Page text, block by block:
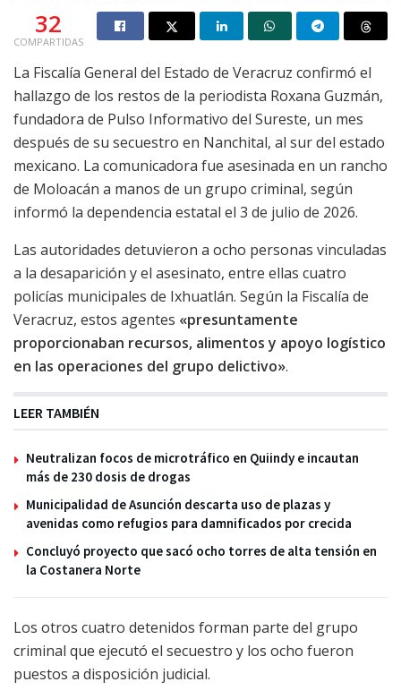
32
COMPARTIDAS
La Fiscalía General del Estado de Veracruz confirmó el
hallazgo de los restos de la periodista Roxana Guzmán,
fundadora de Pulso Informativo del Sureste, un mes
después de su secuestro en Nanchital, al sur del estado
mexicano. La comunicadora fue asesinada en un rancho
de Moloacán a manos de un grupo criminal, según
informó la dependencia estatal el 3 de julio de 2026.
Las autoridades detuvieron a ocho personas vinculadas
a la desaparición y el asesinato, entre ellas cuatro
policías municipales de Ixhuatlán. Según la Fiscalía de
Veracruz, estos agentes «presuntamente
proporcionaban recursos, alimentos y apoyo logístico
en las operaciones del grupo delictivo».
LEER TAMBIÉN
Neutralizan focos de microtráfico en Quiindy e incautan
más de 230 dosis de drogas
Municipalidad de Asunción descarta uso de plazas y
avenidas como refugios para damnificados por crecida
Concluyó proyecto que sacó ocho torres de alta tensión en
la Costanera Norte
Los otros cuatro detenidos forman parte del grupo
criminal que ejecutó el secuestro y los ocho fueron
puestos a disposición judicial.